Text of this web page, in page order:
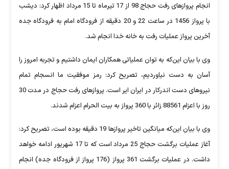
انجام پروازهای رفت حجاج 98 از 17 تیرماه تا 15 مرداد اظهار کرد: دیشب
با پرواز 1456 در ساعت 22 و 20 دقیقه از فرودگاه امام به فرودگاه جده
آخرین پرواز عملیات رفت به خانه خدا انجام شد.
وی با بیان این‌که به توان عملیاتی همکاران ایمان داشتیم و تجربه امروز را
آسان به دست نیاوردیم، تصریح کرد: رمز موفقیت ما انسجام تمام
نیروهای دست اندرکار در ایران ایر است. پروازهای رفت حجاج در مدت 30
روز با اعزام 88561 زائر با 360 پرواز به بیت الحرام اعزام شدند.
وی با بیان این‌که میانگین تاخیر پروازها 19 دقیقه بوده است،‌ تصریح کرد:
آغاز عملیات برگشت حجاج 25 مرداد است که تا 17 شهریور ادامه خواهد
داشت. در عملیات برگشت 361 پرواز (176 پرواز از فرودگاه جده) انجام